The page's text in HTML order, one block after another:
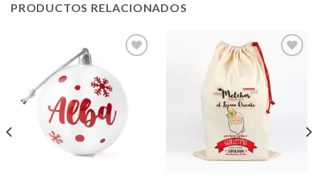
PRODUCTOS RELACIONADOS
Añadir